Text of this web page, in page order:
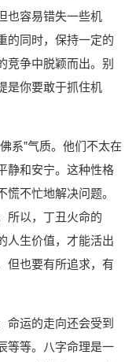
也容易错失一些机
的同时，保持一定的
竞争中脱颖而出。别
是你要敢于抓住机
系”气质。他们不太在
静和安宁。这种性格
不忙地解决问题。
所以，丁丑火命的
人生价值，才能活出
但也要有所追求，有
命运的走向还会受到
等等。八字命理是一